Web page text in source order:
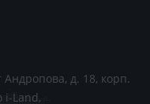
Андропова, д. 18, корп.
i-Land,